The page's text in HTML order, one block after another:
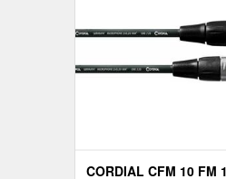
CORDIAL CFM 10 FM